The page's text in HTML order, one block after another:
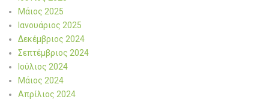
Μάιος 2025
Ιανουάριος 2025
Δεκέμβριος 2024
Σεπτέμβριος 2024
Ιούλιος 2024
Μάιος 2024
Απρίλιος 2024